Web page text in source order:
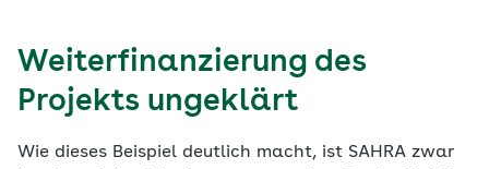
Weiterfinanzierung des
Projekts ungeklärt
Wie dieses Beispiel deutlich macht, ist SAHRA zwar